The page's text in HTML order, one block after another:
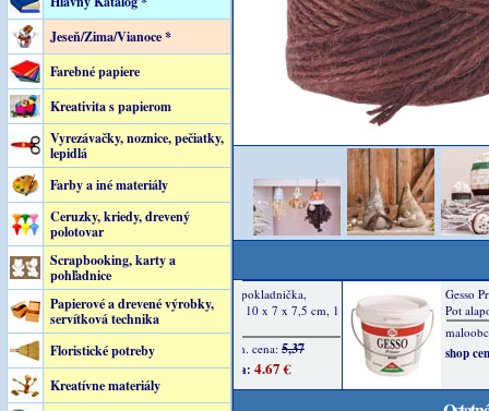
Jeseň/Zima/Vianoce *
Farebné papiere
Kreativita s papierom
Vyrezávačky, noznice, pečiatky,
lepidlá
Farby a iné materiály
Ceruzky, kriedy, drevený
polotovar
Scrapbooking, karty a
pohľadnice
Papierové a drevené výrobky,
servítková technika
Floristické potreby
Kreatívne materiály